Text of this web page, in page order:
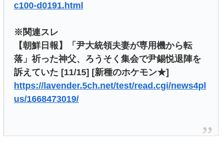
c100-d0191.html
※関連スレ
【朝鮮日報】「尹大統領夫妻が専用機から転
落」祈った神父、ろうそく集会で尹錫悦退陣を
訴えていた [11/15] [新種のホケモン★]
https://lavender.5ch.net/test/read.cgi/news4pl
us/1668473019/